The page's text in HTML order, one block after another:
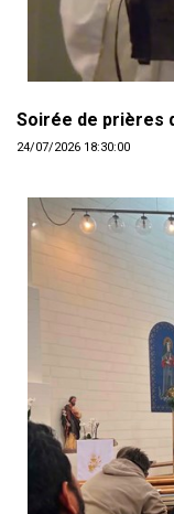
Soirée de prières
24/07/2026 18:30:00